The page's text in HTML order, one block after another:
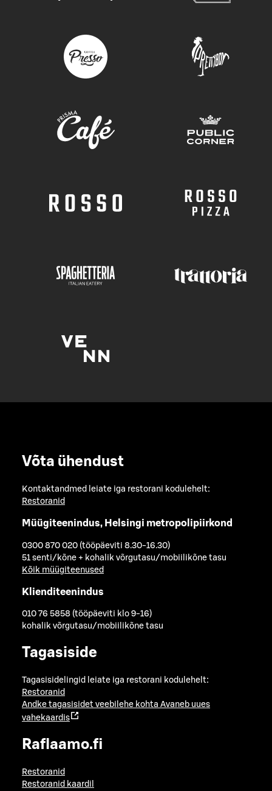
Võta ühendust
Kontaktandmed leiate iga restorani kodulehelt:
Restoranid
Müügiteenindus, Helsingi metropolipiirkond
0300 870 020 (tööpäeviti 8.30-16.30)
51 senti/kõne + kohalik võrgutasu/mobiilikõne tasu
Kõik müügiteenused
Klienditeenindus
010 76 5858 (tööpäeviti klo 9-16)
kohalik võrgutasu/mobiilikõne tasu
Tagasiside
Tagasisidelingid leiate iga restorani kodulehelt:
Restoranid
Andke tagasisidet veebilehe kohta Avaneb uues
vahekaardis
Raflaamo.fi
Restoranid
Restoranid kaardil